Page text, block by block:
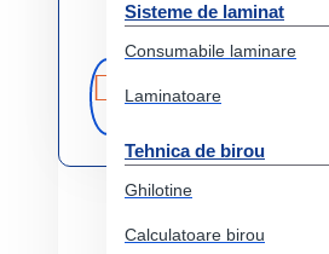
Sisteme de laminat
Consumabile laminare
Laminatoare
Tehnica de birou
Ghilotine
Calculatoare birou
originale